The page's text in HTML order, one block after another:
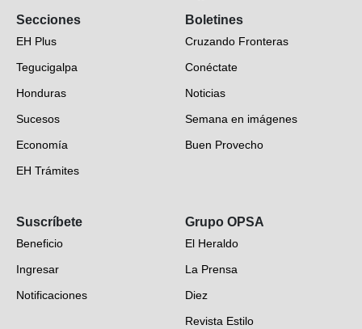
Secciones
EH Plus
Tegucigalpa
Honduras
Sucesos
Economía
EH Trámites
EH Verifica
Fotogalerías
Deportes
Videos
Boletines
Cruzando Fronteras
Conéctate
Noticias
Semana en imágenes
Buen Provecho
Suscríbete
Beneficio
Ingresar
Notificaciones
Grupo OPSA
El Heraldo
La Prensa
Diez
Revista Estilo